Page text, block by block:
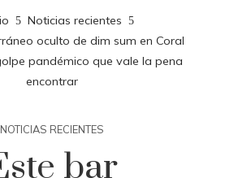
Noticias recientes
oculto de dim sum en Coral
pandémico que vale la pena
encontrar
NOTICIAS RECIENTES
bar